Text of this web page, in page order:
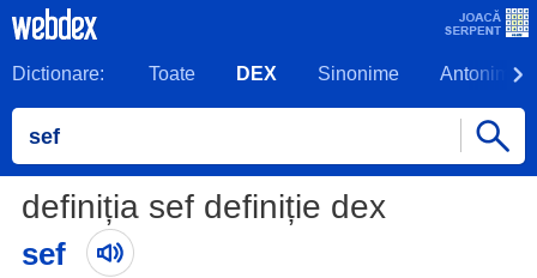
Dictionare: Toate DEX Sinonime Antonime
definiția sef definiție dex
sef